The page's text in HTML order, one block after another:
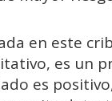
en este
es un
es